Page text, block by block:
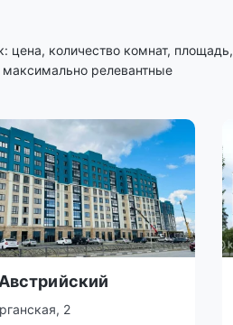
количество комнат, площадь,
релевантные
2